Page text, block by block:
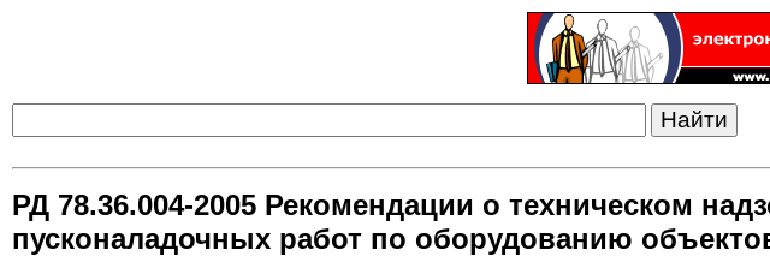
РД 78.36.004-2005 Рекомендации о техническом
пусконаладочных работ по оборудованию